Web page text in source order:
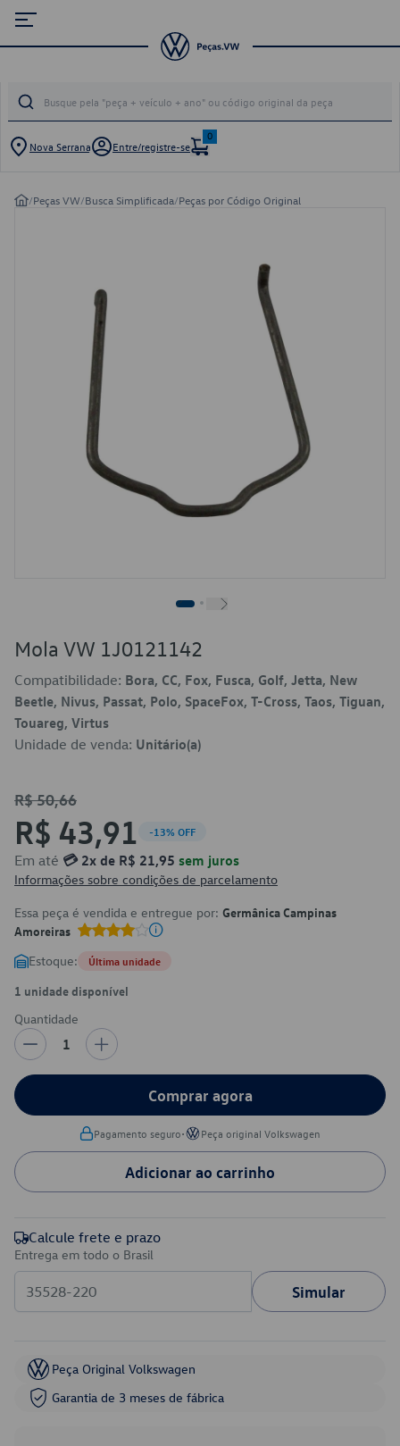
Nova Serrana Entre/registre-se
0
/Peças VW/Busca Simplificada/Peças por Código Original
Mola VW 1J0121142
Compatibilidade: Bora, CC, Fox, Fusca, Golf, Jetta, New
Beetle, Nivus, Passat, Polo, SpaceFox, T-Cross, Taos, Tiguan,
Touareg, Virtus
Unidade de venda: Unitário(a)
R$ 50,66
R$ 43,91 -13% OFF
Em até 💳 2x de R$ 21,95 sem juros
Informações sobre condições de parcelamento
Essa peça é vendida e entregue por: Germânica Campinas
Amoreiras
Estoque: Última unidade
1 unidade disponível
Quantidade
1
Comprar agora
Pagamento seguro• Peça original Volkswagen
Adicionar ao carrinho
Calcule frete e prazo
Entrega em todo o Brasil
Simular
Peça Original Volkswagen
Garantia de 3 meses de fábrica